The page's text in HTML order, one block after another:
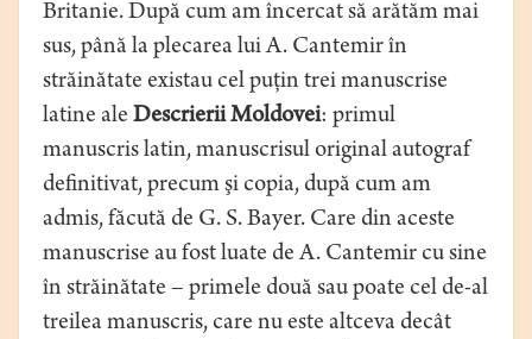
Britanie. După cum am încercat să arătăm mai
sus, până la plecarea lui A. Cantemir în
străinătate existau cel puţin trei manuscrise
latine ale Descrierii Moldovei: primul
manuscris latin, manuscrisul original autograf
definitivat, precum şi copia, după cum am
admis, făcută de G. S. Bayer. Care din aceste
manuscrise au fost luate de A. Cantemir cu sine
în străinătate – primele două sau poate cel de-al
treilea manuscris, care nu este altceva decât